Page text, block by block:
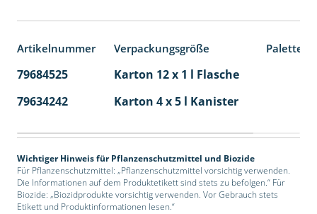
Artikelnummer Verpackungsgröße
79684525 Karton 12 x 1 l Flasche
79634242
Karton 4 x 5 l Kanister
Wichtiger Hinweis für Pflanzenschutzmittel und Biozide
Für Pflanzenschutzmittel: „Pflanzenschutzmittel vorsichtig verwenden.
Die Informationen auf dem Produktetikett sind stets zu befolgen.“ Für
Biozide: „Biozidprodukte vorsichtig verwenden. Vor Gebrauch stets
Etikett und Produktinformationen lesen.“